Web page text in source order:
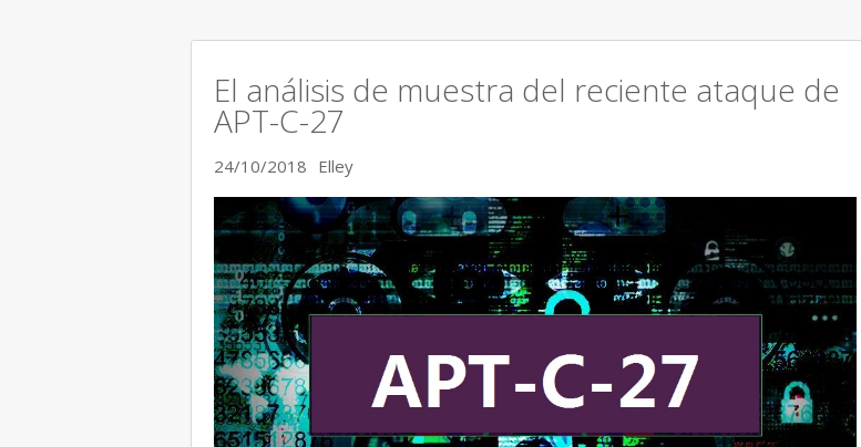
El análisis de muestra del reciente ataque de
APT-C-27
24/10/2018 Elley